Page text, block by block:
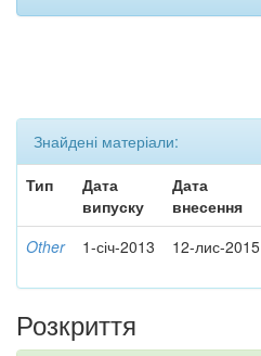
Знайдені матеріали:
Тип
Дата
випуску
Дата
внесення
Other 1-січ-2013 12-лис-2015
Розкриття